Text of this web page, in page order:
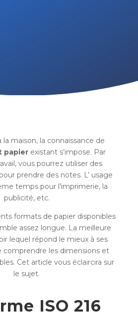
la maison, la connaissance de
papierexistant s’impose. Par
vous pourrez utiliser des
prendre des notes. L’ usage
temps pour l’imprimerie, la
publicité, etc.
formats de papier disponibles
assez longue. La meilleure
lequel répond le mieux à ses
comprendre les dimensions et
Cet article vous éclaircira sur
le sujet.
ISO 216